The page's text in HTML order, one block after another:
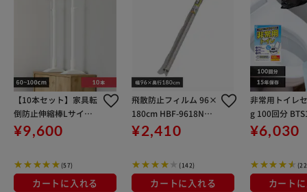
【10本セット】家具転
倒防止伸縮棒Lサイズ K
TB-60R ホワイト
¥9,600
(57)
カートに入れる
飛散防止フィルム 96×
180cm HBF-9618N
防災グッズ 防災用品 飛
¥2,410
(142)
カートに入れる
非常用トイレ
g 100回分
¥6,030
カート